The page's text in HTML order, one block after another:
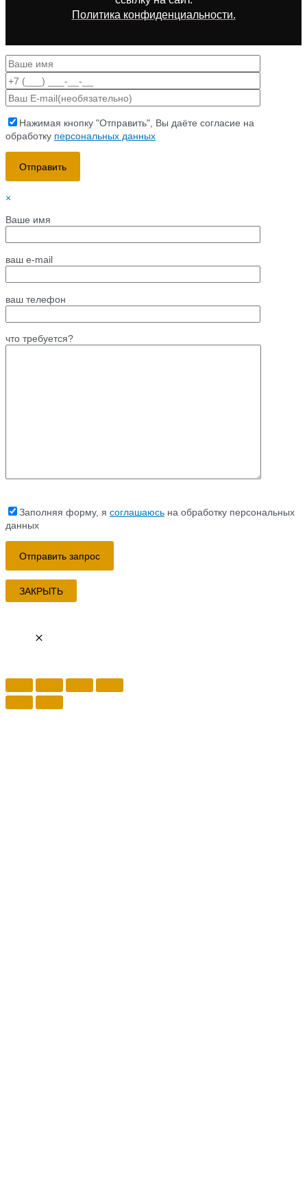
Политика конфиденциальности.
Нажимая кнопку "Отправить", Вы даёте согласие на
обработку персональных данных
×
Ваше имя
ваш e-mail
ваш телефон
что требуется?
Заполняя форму, я соглашаюсь на обработку персональных
данных
ЗАКРЫТЬ